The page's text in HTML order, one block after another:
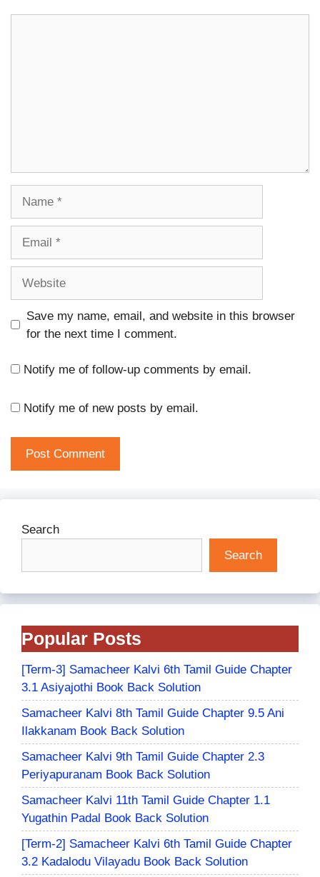
Save my name, email, and website in this browser
for the next time I comment.
Notify me of follow-up comments by email.
Notify me of new posts by email.
Search
Search
Popular Posts
[Term-3] Samacheer Kalvi 6th Tamil Guide Chapter
3.1 Asiyajothi Book Back Solution
Samacheer Kalvi 8th Tamil Guide Chapter 9.5 Ani
Ilakkanam Book Back Solution
Samacheer Kalvi 9th Tamil Guide Chapter 2.3
Periyapuranam Book Back Solution
Samacheer Kalvi 11th Tamil Guide Chapter 1.1
Yugathin Padal Book Back Solution
[Term-2] Samacheer Kalvi 6th Tamil Guide Chapter
3.2 Kadalodu Vilayadu Book Back Solution